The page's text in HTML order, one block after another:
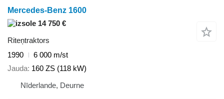
Mercedes-Benz 1600
14 750 €
Riteņtraktors
1990
6 000 m/st
Jauda 160 ZS (118 kW)
Nīderlande, Deurne